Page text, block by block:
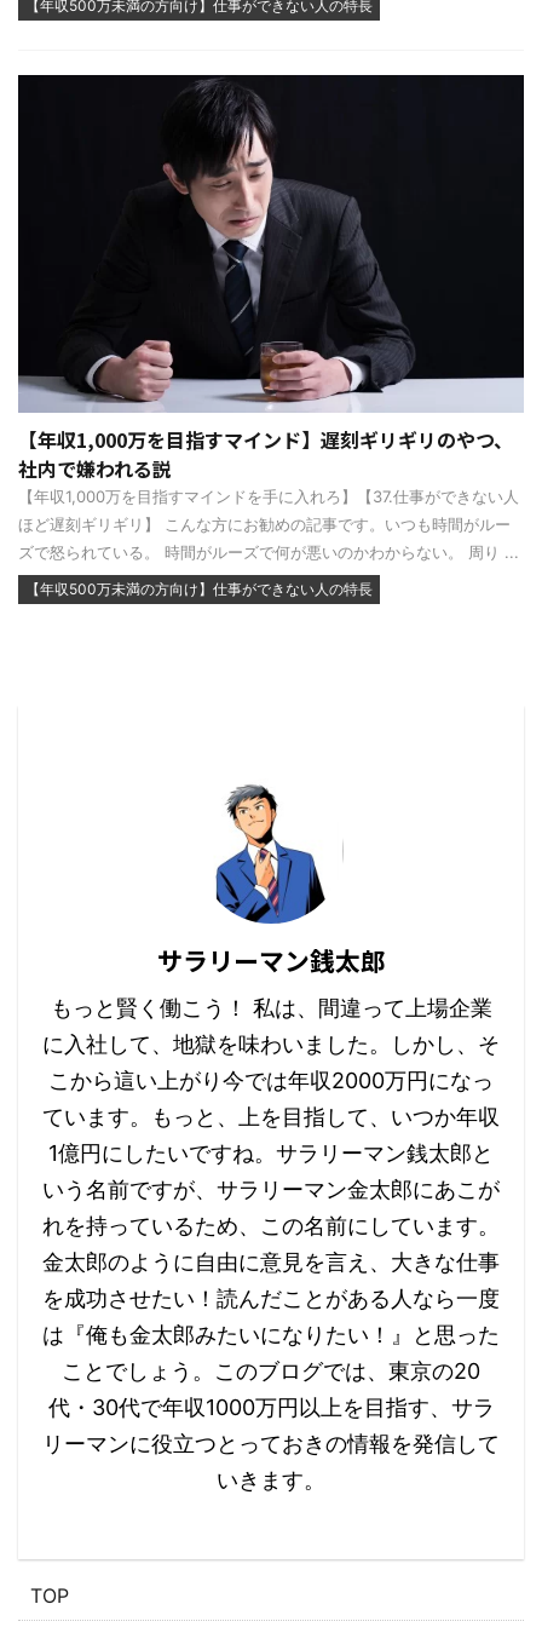
【年収500万未満の方向け】仕事ができない人の特長
【年収1,000万を目指すマインド】遅刻ギリギリのやつ、
社内で嫌われる説
【年収1,000万を目指すマインドを手に入れろ】【37.仕事ができない人
ほど遅刻ギリギリ】 こんな方にお勧めの記事です。いつも時間がルー
ズで怒られている。 時間がルーズで何が悪いのかわからない。 周り ...
【年収500万未満の方向け】仕事ができない人の特長
サラリーマン銭太郎
もっと賢く働こう！ 私は、間違って上場企業
に入社して、地獄を味わいました。しかし、そ
こから這い上がり今では年収2000万円になっ
ています。もっと、上を目指して、いつか年収
1億円にしたいですね。サラリーマン銭太郎と
いう名前ですが、サラリーマン金太郎にあこが
れを持っているため、この名前にしています。
金太郎のように自由に意見を言え、大きな仕事
を成功させたい！読んだことがある人なら一度
は『俺も金太郎みたいになりたい！』と思った
ことでしょう。 ​​このブログでは、東京の20
代・30代で年収1000万円以上を目指す、サラ
リーマンに役立つとっておきの情報を発信して
いきます。
​TOP